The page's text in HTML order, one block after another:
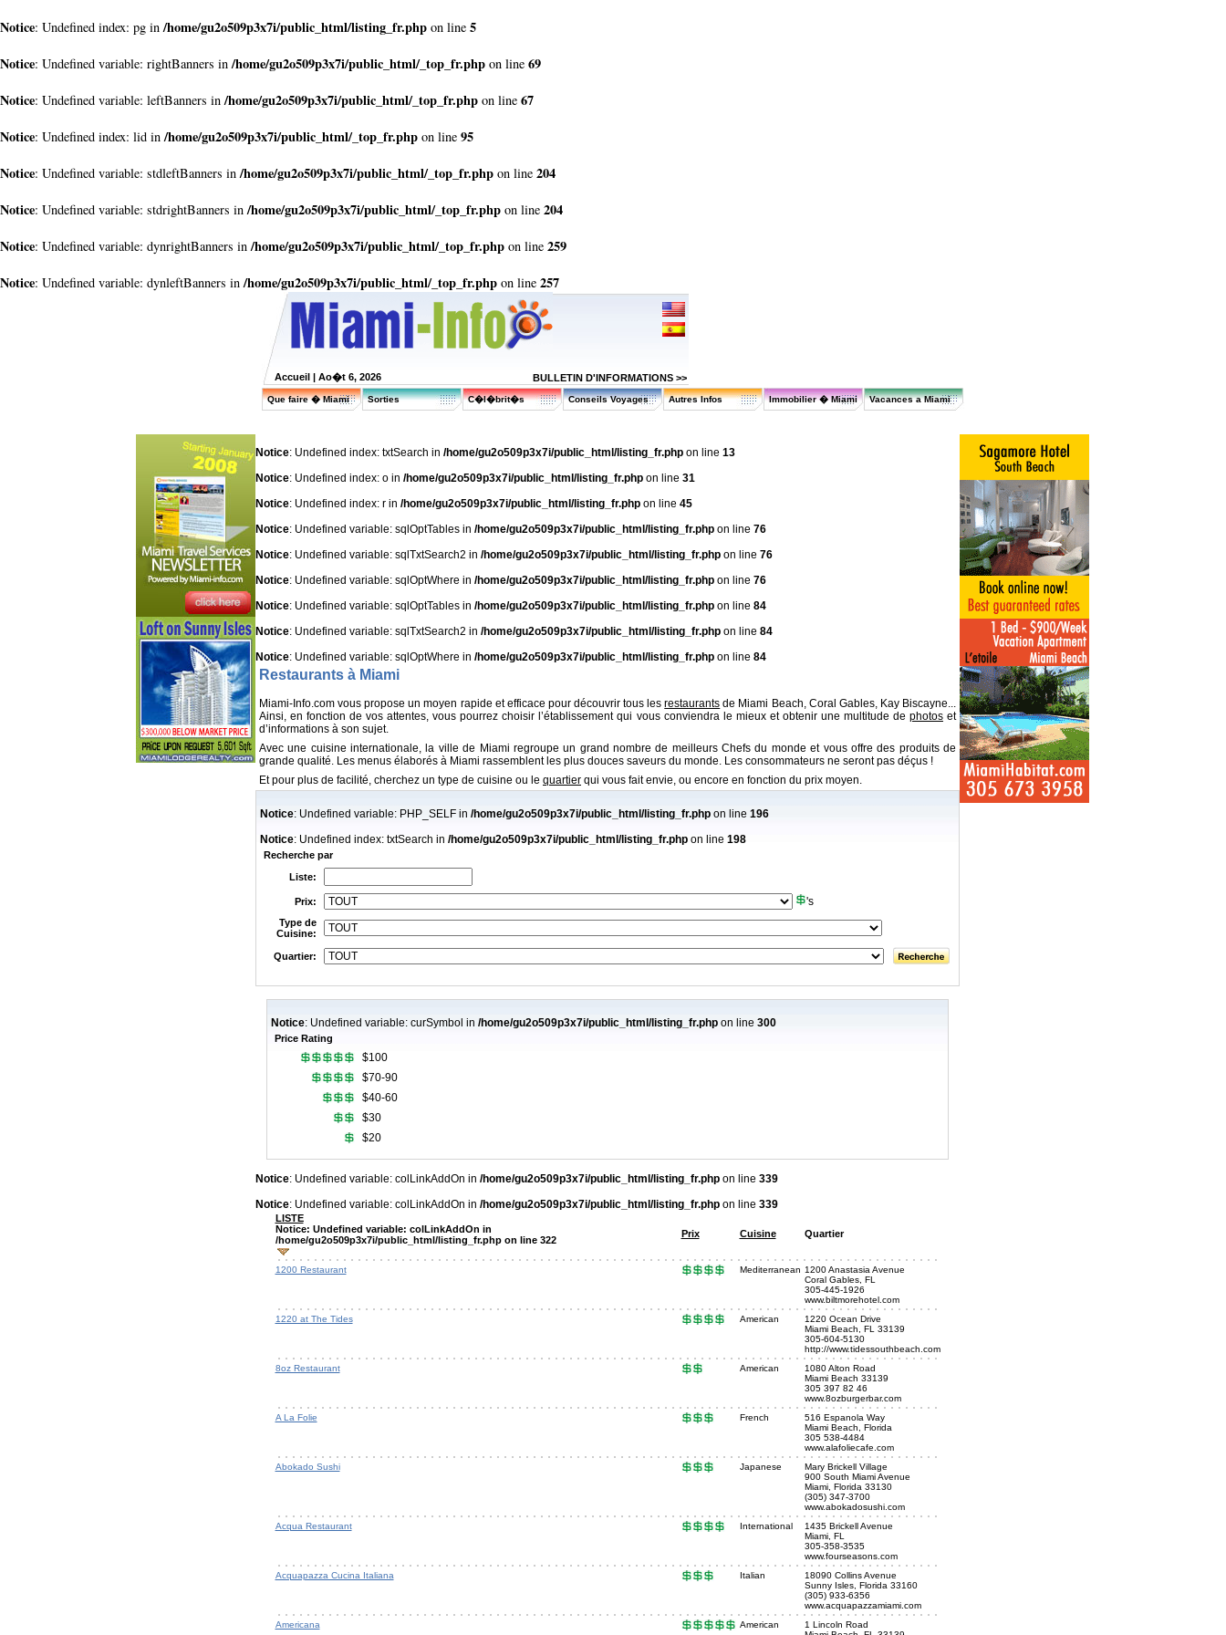
Notice: Undefined index: pg in/home/gu2o509p3x7i/public_html/listing_fr.php on line 5
Notice: Undefined variable: rightBanners in/home/gu2o509p3x7i/public_html/_top_fr.php on line 69
Notice: Undefined variable: leftBanners in/home/gu2o509p3x7i/public_html/_top_fr.php on line 67
Notice: Undefined index: lid in/home/gu2o509p3x7i/public_html/_top_fr.php on line 95
Notice: Undefined variable: stdleftBanners in/home/gu2o509p3x7i/public_html/_top_fr.php on line 204
Notice: Undefined variable: stdrightBanners in/home/gu2o509p3x7i/public_html/_top_fr.php on line 204
Notice: Undefined variable: dynrightBanners in/home/gu2o509p3x7i/public_html/_top_fr.php on line 259
Notice: Undefined variable: dynleftBanners in/home/gu2o509p3x7i/public_html/_top_fr.php on line 257
Accueil | Ao�t 6, 2026 BULLETIN D'INFORMATIONS >>
Que faire � Miami Sorties C�l�brit�s Conseils Voyages Autres Infos Immobilier � Miami Vacances a Miami
Notice: Undefined index: txtSearch in /home/gu2o509p3x7i/public_html/listing_fr.php on line 13
Notice: Undefined index: o in /home/gu2o509p3x7i/public_html/listing_fr.php on line 31
Notice: Undefined index: r in /home/gu2o509p3x7i/public_html/listing_fr.php on line 45
Notice: Undefined variable: sqlOptTables in /home/gu2o509p3x7i/public_html/listing_fr.php on line 76
Notice: Undefined variable: sqlTxtSearch2 in /home/gu2o509p3x7i/public_html/listing_fr.php on line 76
Notice: Undefined variable: sqlOptWhere in /home/gu2o509p3x7i/public_html/listing_fr.php on line 76
Notice: Undefined variable: sqlOptTables in /home/gu2o509p3x7i/public_html/listing_fr.php on line 84
Notice: Undefined variable: sqlTxtSearch2 in /home/gu2o509p3x7i/public_html/listing_fr.php on line 84
Notice: Undefined variable: sqlOptWhere in /home/gu2o509p3x7i/public_html/listing_fr.php on line 84
Restaurants à Miami
Miami-Info.com vous propose un moyen rapide et efficace pour découvrir tous lesrestaurants de Miami Beach, Coral Gables, Kay Biscayne...
Ainsi, en fonction de vos attentes, vous pourrez choisir l’établissement qui vous conviendra le mieux et obtenir une multitude de photoset
d’informations à son sujet.
Avec une cuisine internationale, la ville de Miami regroupe un grand nombre de meilleurs Chefs du monde et vous offre des produits de
grande qualité. Les menus élaborés à Miami rassemblent les plus douces saveurs du monde. Les consommateurs ne seront pas déçus !
Et pour plus de facilité, cherchez un type de cuisine ou le quartier qui vous fait envie, ou encore en fonction du prix moyen.
Notice: Undefined variable: PHP_SELF in /home/gu2o509p3x7i/public_html/listing_fr.php on line 196
Notice: Undefined index: txtSearch in /home/gu2o509p3x7i/public_html/listing_fr.php on line 198
Recherche par
Liste:
Prix: 's
Type de
Cuisine:
Quartier:
Notice: Undefined variable: curSymbol in /home/gu2o509p3x7i/public_html/listing_fr.php on line 300
Price Rating
$100
$70-90
$40-60
$30
$20
Notice: Undefined variable: colLinkAddOn in /home/gu2o509p3x7i/public_html/listing_fr.php on line 339
Notice: Undefined variable: colLinkAddOn in /home/gu2o509p3x7i/public_html/listing_fr.php on line 339
LISTE
Notice: Undefined variable: colLinkAddOn in
/home/gu2o509p3x7i/public_html/listing_fr.phpon line 322
Prix Cuisine Quartier
1200 Restaurant Mediterranean 1200 Anastasia Avenue
Coral Gables, FL
305-445-1926
www.biltmorehotel.com
1220 at The Tides
American
1220 Ocean Drive
Miami Beach, FL 33139
305-604-5130
http://www.tidessouthbeach.com
8oz Restaurant
American
1080 Alton Road
Miami Beach 33139
305 397 82 46
www.8ozburgerbar.com
A La Folie
French
516 Espanola Way
Miami Beach, Florida
305 538-4484
www.alafoliecafe.com
Abokado Sushi
Japanese
Mary Brickell Village
900 South Miami Avenue
Miami, Florida 33130
(305) 347-3700
www.abokadosushi.com
Acqua Restaurant
International
1435 Brickell Avenue
Miami, FL
305-358-3535
www.fourseasons.com
Acquapazza Cucina Italiana
Italian
18090 Collins Avenue
Sunny Isles, Florida 33160
(305) 933-6356
www.acquapazzamiami.com
Americana
American
1 Lincoln Road